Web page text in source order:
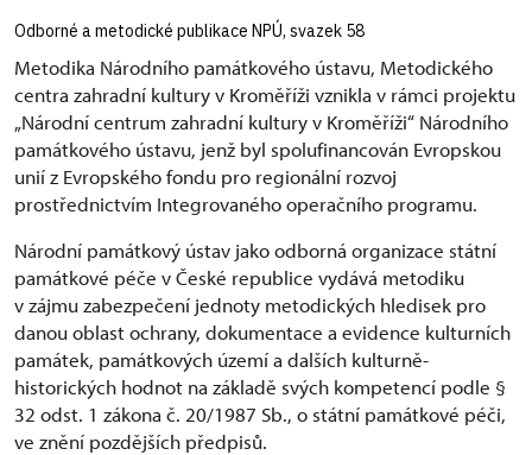
Odborné a metodické publikace NPÚ, svazek 58
Metodika Národního památkového ústavu, Metodického
centra zahradní kultury v Kroměříži vznikla v rámci projektu
„Národní centrum zahradní kultury v Kroměříži“ Národního
památkového ústavu, jenž byl spolufinancován Evropskou
unií z Evropského fondu pro regionální rozvoj
prostřednictvím Integrovaného operačního programu.
Národní památkový ústav jako odborná organizace státní
památkové péče v České republice vydává metodiku
v zájmu zabezpečení jednoty metodických hledisek pro
danou oblast ochrany, dokumentace a evidence kulturních
památek, památkových území a dalších kulturně-
historických hodnot na základě svých kompetencí podle §
32 odst. 1 zákona č. 20/1987 Sb., o státní památkové péči,
ve znění pozdějších předpisů.